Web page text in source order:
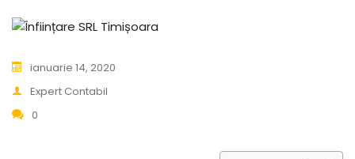
ianuarie 14, 2020
Expert Contabil
0